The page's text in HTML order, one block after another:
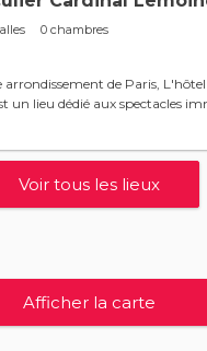
0 chambres
de Paris,
un lieu dédié aux spectacles
Voir tous les lieux
Afficher la carte